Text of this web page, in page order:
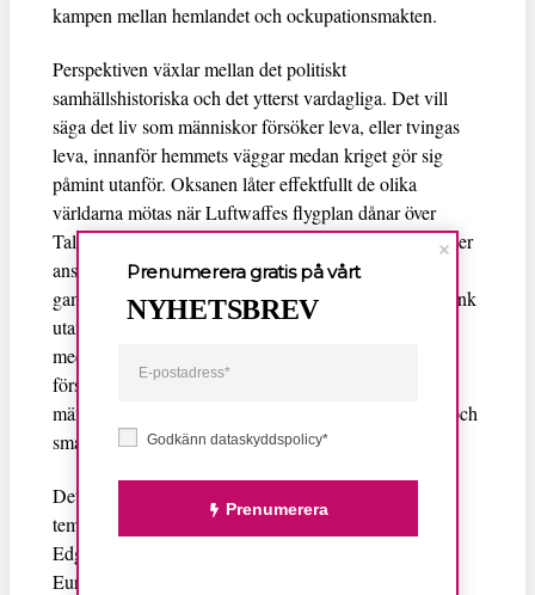
kampen mellan hemlandet och ockupationsmakten.
Perspektiven växlar mellan det politiskt
samhällshistoriska och det ytterst vardagliga. Det vill
säga det liv som människor försöker leva, eller tvingas
leva, innanför hemmets väggar medan kriget gör sig
påmint utanför. Oksanen låter effektfullt de olika
världarna mötas när Luftwaffes flygplan dånar över
Tallinn och Juudit hukar vid sovrumsväggen. Hon sätter
ansiktet mot tapeten och drar in den trygga doften av
gamla människor som står i kontrast mot stridernas stank
utanför. Edgar gör iordning en skarpsillsmörgås åt sig
medan han dechiffrerar koder ur ett brev för att kunna
förse Kontoret med uppgifter som ska ödelägga
människoliv. Effektfullt ställs de vanligaste av dofter och
smaker mot en extrem livssituation.
Det är omöjligt att värja sig mot bokens smärtsamma
tema och Oksanens språk som aldrig fallerar. Juudit,
Edgar och Roland är personer att bära med sig liksom
Europas mörka historia som inte får glömmas bort, nu
Godkänn dataskyddspolicy*
Prenumerera
Prenumerera gratis på vårt
NYHETSBREV